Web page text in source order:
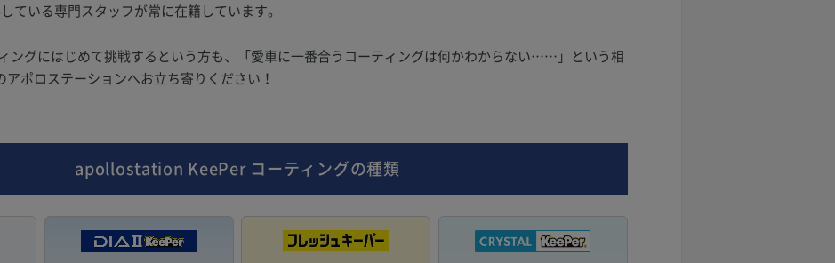
ている専門スタッフが常に在籍しています。
ングにはじめて挑戦するという方も、「愛車に一番合うコーティングは何かわからない……」という相
ポロステーションへお立ち寄りください！
apollostation KeePer コーティングの種類